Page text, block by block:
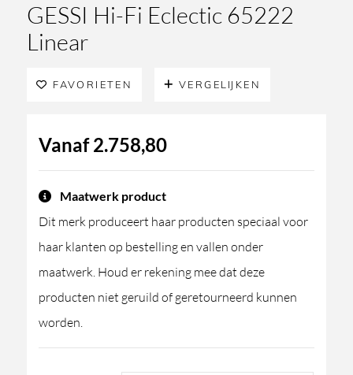
GESSI Hi-Fi Eclectic 65222
Linear
FAVORIETEN VERGELIJKEN
Vanaf2.758,80
Maatwerk product
Dit merk produceert haar producten speciaal voor
haar klanten op bestelling en vallen onder
maatwerk. Houd er rekening mee dat deze
producten niet geruild of geretourneerd kunnen
worden.